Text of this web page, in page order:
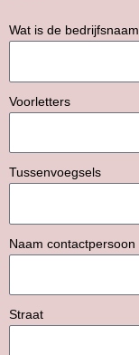
Wat is de
Voorletters
Tussenvoegsels
Naam contactpersoon
Straat